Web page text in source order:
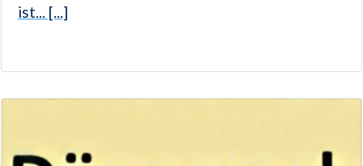
ist... [...]